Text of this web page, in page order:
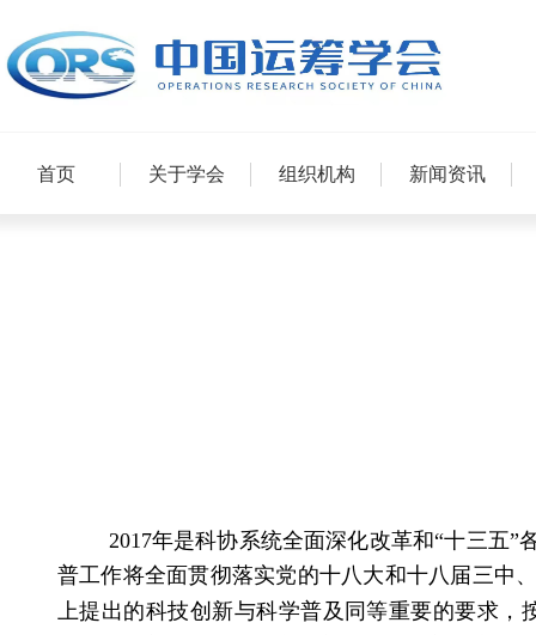
首页 关于学会 组织机构 新闻资讯
2017年是科协系统全面深化改革和“十三五”
普工作将全面贯彻落实党的十八大和十八届三中
上提出的科技创新与科学普及同等重要的要求，